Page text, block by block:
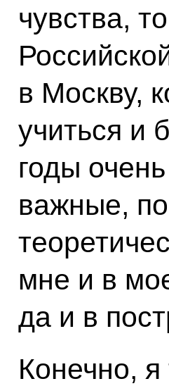
чувства,
в Москву,
учиться и
годы
важные,
мне и в
да и в
Конечно, я